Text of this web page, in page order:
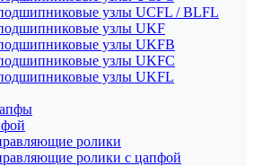
узлы UCFL / BLFL
узлы UKF
узлы UKFB
узлы UKFC
узлы UKFL
ролики
ролики с цапфой